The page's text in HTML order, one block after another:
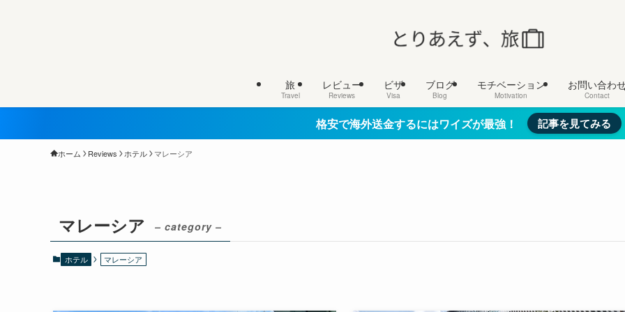
旅
Travel
レビュー
Reviews
ビザ
Visa
ブログ
Blog
モチベーション
Motivation
お問い合わ
Contact
格安で海外送金するにはワイズが最強！ 記事を見てみる
ホーム Reviews ホテル マレーシア
マレーシア – category –
ホテル マレーシア